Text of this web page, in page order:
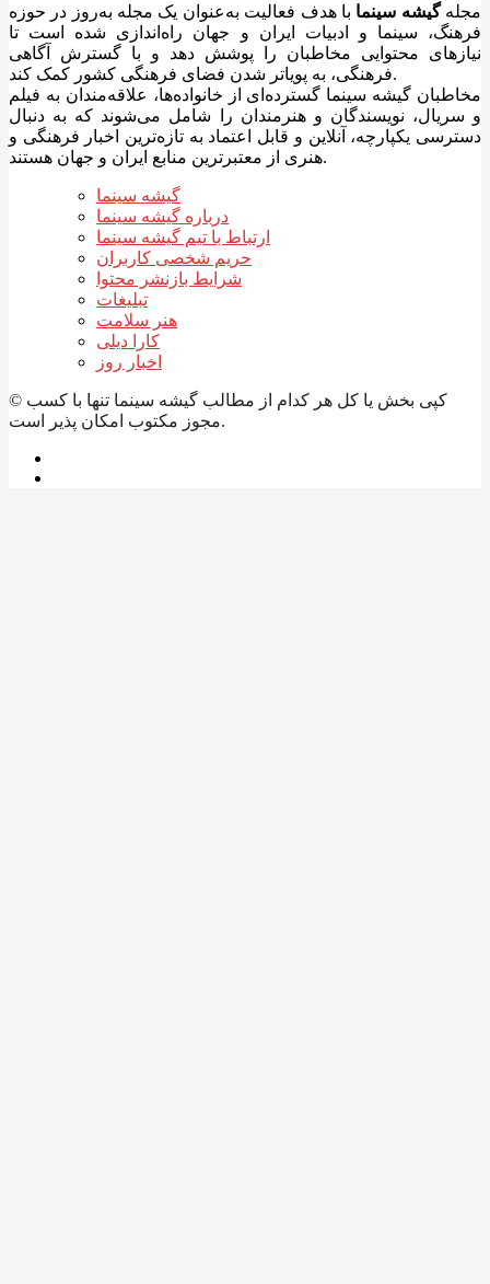
مجلهگیشه سینما با هدف فعالیت به‌عنوان یک مجله به‌روز در حوزه
فرهنگ، سینما و ادبیات ایران و جهان راه‌اندازی شده است تا
نیازهای محتوایی مخاطبان را پوشش دهد و با گسترش آگاهی
فرهنگی، به پویاتر شدن فضای فرهنگی کشور کمک کند.
مخاطبان گیشه سینما گسترده‌ای از خانواده‌ها، علاقه‌مندان به فیلم
و سریال، نویسندگان و هنرمندان را شامل می‌شوند که به دنبال
دسترسی یکپارچه، آنلاین و قابل اعتماد به تازه‌ترین اخبار فرهنگی و
هنری از معتبرترین منابع ایران و جهان هستند.
گیشه سینما
درباره گیشه سینما
ارتباط با تیم گیشه سینما
حریم شخصی کاربران
شرایط بازنشر محتوا
تبلیغات
هنر سلامت
کارا دیلی
اخبار روز
© کپی بخش یا کل هر کدام از مطالب گیشه سینما تنها با کسب
مجوز مکتوب امکان پذیر است.